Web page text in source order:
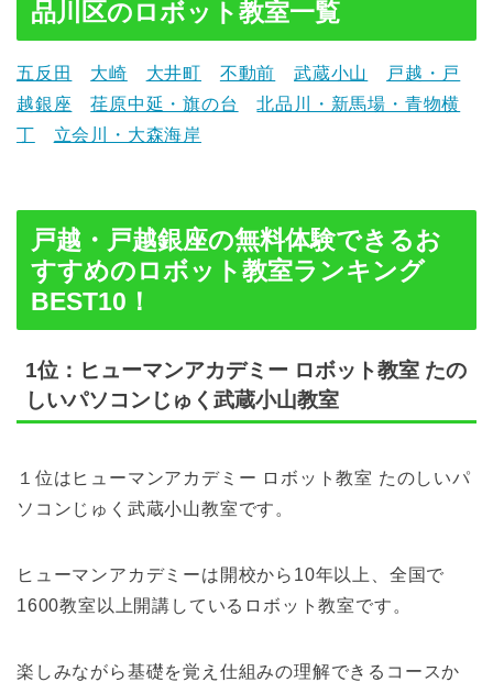
品川区のロボット教室一覧
五反田 大崎 大井町 不動前 武蔵小山
戸越・戸
越銀座
荏原中延・旗の台
北品川・新馬場・青物横
丁
立会川・大森海岸
戸越・戸越銀座の無料体験できるお
すすめのロボット教室ランキング
BEST10！
1位：ヒューマンアカデミー ロボット教室 たの
しいパソコンじゅく武蔵小山教室
１位はヒューマンアカデミー ロボット教室 たのしいパ
ソコンじゅく武蔵小山教室です。
ヒューマンアカデミーは開校から10年以上、全国で
1600教室以上開講しているロボット教室です。
楽しみながら基礎を覚え仕組みの理解できるコースか